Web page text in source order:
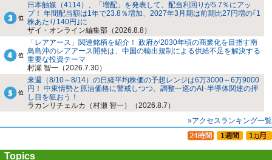
日本触媒（4114）、「増配」を発表して、配当利回りが5.7％にアッ
プ！ 年間配当額は1年で23.8％増加、2027年3月期は前期比27円増の｢1
株あたり140円｣に
ザイ・オンライン編集部（2026.8.8）
「レアアース」関連銘柄を紹介！ 政府が2030年頃の商業化を目指す南
鳥島沖のレアアース開発は、中国の輸出規制による供給不足を解決する
重要な投資テーマ
村瀬 智一（2026.7.30）
来週（8/10～8/14）の日経平均株価の予想レンジは6万3000～6万9000
円！ 中東情勢と原油価格に警戒しつつ、調整一巡のAI･半導体関連の押
し目を狙おう！
ラカンリチェルカ（村瀬 智一）（2026.8.7）
»アクセスランキング一覧
Topics